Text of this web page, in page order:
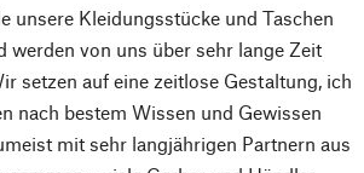
unsere Kleidungsstücke und Taschen
werden von uns über sehr lange Zeit
setzen auf eine zeitlose Gestaltung, ich
nach bestem Wissen und Gewissen
mit sehr langjährigen Partnern aus